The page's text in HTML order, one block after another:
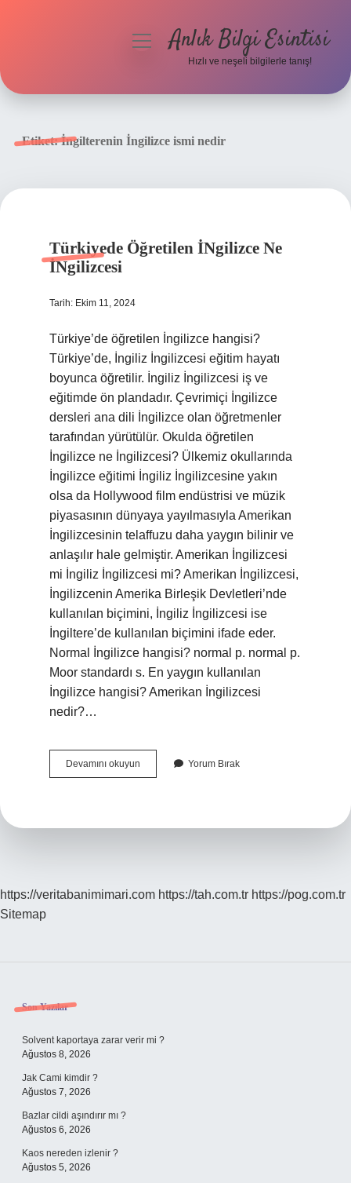
menüyüAnlık Bilgi Esintisi
Hızlı ve neşeli bilgilerle tanış!
Etiket:İngilterenin İngilizce ismi nedir
Türkiyede Öğretilen İNgilizce Ne
İNgilizcesi
Tarih: Ekim 11, 2024
Türkiye’de öğretilen İngilizce hangisi?
Türkiye’de, İngiliz İngilizcesi eğitim hayatı
boyunca öğretilir. İngiliz İngilizcesi iş ve
eğitimde ön plandadır. Çevrimiçi İngilizce
dersleri ana dili İngilizce olan öğretmenler
tarafından yürütülür. Okulda öğretilen
İngilizce ne İngilizcesi? Ülkemiz okullarında
İngilizce eğitimi İngiliz İngilizcesine yakın
olsa da Hollywood film endüstrisi ve müzik
piyasasının dünyaya yayılmasıyla Amerikan
İngilizcesinin telaffuzu daha yaygın bilinir ve
anlaşılır hale gelmiştir. Amerikan İngilizcesi
mi İngiliz İngilizcesi mi? Amerikan İngilizcesi,
İngilizcenin Amerika Birleşik Devletleri’nde
kullanılan biçimini, İngiliz İngilizcesi ise
İngiltere’de kullanılan biçimini ifade eder.
Normal İngilizce hangisi? normal p. normal p.
Moor standardı s. En yaygın kullanılan
İngilizce hangisi? Amerikan İngilizcesi
nedir?…
Devamını okuyun Türkiyede
Öğretilen
Yorum Bırak
https://veritabanimimari.com https://tah.com.tr https://pog.com.tr
Sitemap
Sidebar
Son Yazılar
Solvent kaportaya zarar verir mi ?
Ağustos 8, 2026
Jak Cami kimdir ?
Ağustos 7, 2026
Bazlar cildi aşındırır mı ?
Ağustos 6, 2026
Kaos nereden izlenir ?
Ağustos 5, 2026